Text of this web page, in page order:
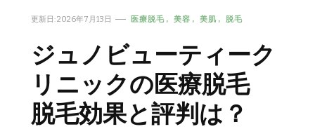
更新日:2026年7月13日 医療脱毛 美容 美肌 脱毛
ジュノビューティーク
リニックの医療脱毛
脱毛効果と評判は？